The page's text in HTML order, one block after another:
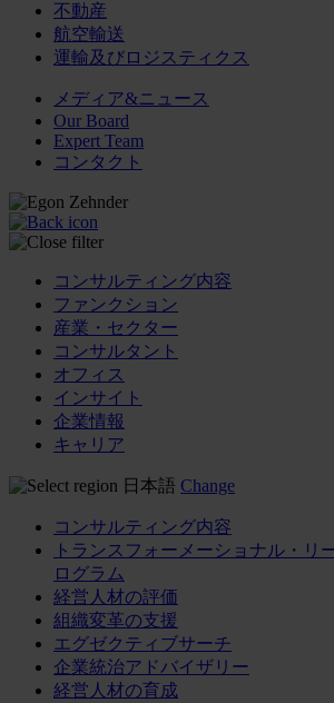
不動産
航空輸送
運輸及びロジスティクス
メディア&ニュース
Our Board
Expert Team
コンタクト
コンサルティング内容
ファンクション
産業・セクター
コンサルタント
オフィス
インサイト
企業情報
キャリア
日本語 Change
コンサルティング内容
トランスフォーメーショナル・リ
ログラム
経営人材の評価
組織変革の支援
エグゼクティブサーチ
企業統治アドバイザリー
経営人材の育成